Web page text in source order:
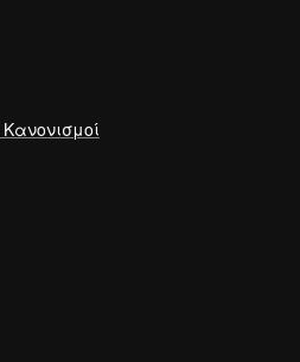
Κανονισμοί